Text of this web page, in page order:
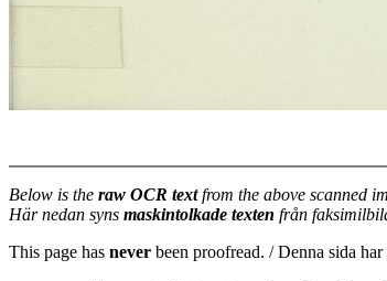
Below is the raw OCR textfrom the above scanned
Här nedan syns maskintolkade texten från
This page has never been proofread. / Denna sida har